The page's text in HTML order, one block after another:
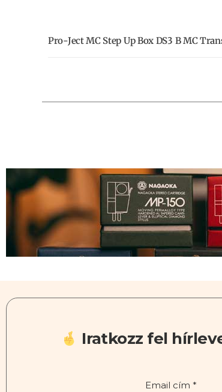
Pro-Ject MC Step Up Box DS3 B MC
Iratkozz fel
Email cím *